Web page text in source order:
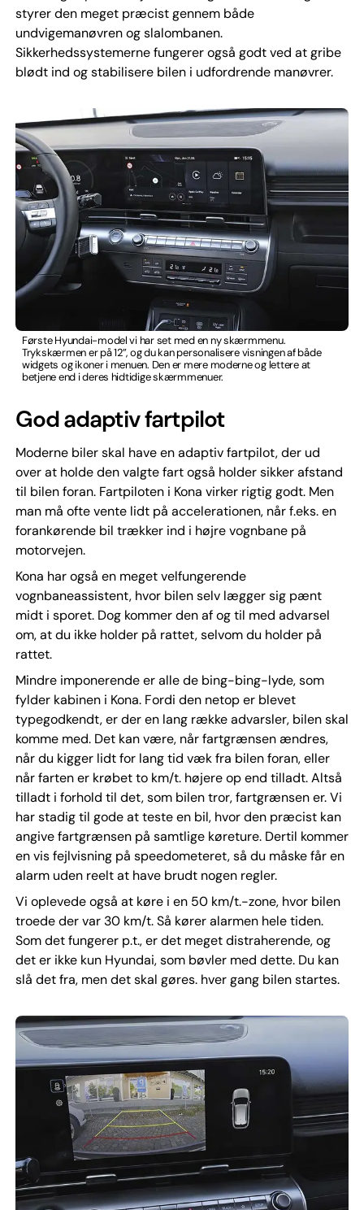
styrer den meget præcist gennem både
undvigemanøvren og slalombanen.
Sikkerhedssystemerne fungerer også godt ved at gribe
blødt ind og stabilisere bilen i udfordrende manøvrer.
Første Hyundai-model vi har set med en ny skærmmenu.
Trykskærmen er på 12”, og du kan personalisere visningen af både
widgets og ikoner i menuen. Den er mere moderne og lettere at
betjene end i deres hidtidige skærmmenuer.
God adaptiv fartpilot
Moderne biler skal have en adaptiv fartpilot, der ud
over at holde den valgte fart også holder sikker afstand
til bilen foran. Fartpiloten i Kona virker rigtig godt. Men
man må ofte vente lidt på accelerationen, når f.eks. en
forankørende bil trækker ind i højre vognbane på
motorvejen.
Kona har også en meget velfungerende
vognbaneassistent, hvor bilen selv lægger sig pænt
midt i sporet. Dog kommer den af og til med advarsel
om, at du ikke holder på rattet, selvom du holder på
rattet.
Mindre imponerende er alle de bing-bing-lyde, som
fylder kabinen i Kona. Fordi den netop er blevet
typegodkendt, er der en lang række advarsler, bilen skal
komme med. Det kan være, når fartgrænsen ændres,
når du kigger lidt for lang tid væk fra bilen foran, eller
når farten er krøbet to km/t. højere op end tilladt. Altså
tilladt i forhold til det, som bilen tror, fartgrænsen er. Vi
har stadig til gode at teste en bil, hvor den præcist kan
angive fartgrænsen på samtlige køreture. Dertil kommer
en vis fejlvisning på speedometeret, så du måske får en
alarm uden reelt at have brudt nogen regler.
Vi oplevede også at køre i en 50 km/t.-zone, hvor bilen
troede der var 30 km/t. Så kører alarmen hele tiden.
Som det fungerer p.t., er det meget distraherende, og
det er ikke kun Hyundai, som bøvler med dette. Du kan
slå det fra, men det skal gøres. hver gang bilen startes.